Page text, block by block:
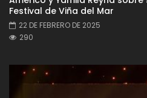
Festival de Viña del Mar
22 DE FEBRERO DE 2025
290